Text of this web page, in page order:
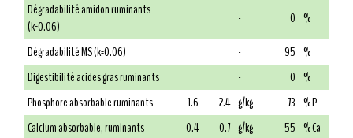
Dégradabilité amidon ruminants
(k=0.06)
- 0 %
Dégradabilité MS (k=0.06)
- 95 %
Digestibilité acides gras ruminants
- 0 %
Phosphore absorbable ruminants
1.6 2.4 g/kg 73 % P
Calcium absorbable, ruminants
0.4 0.7 g/kg 55 % Ca